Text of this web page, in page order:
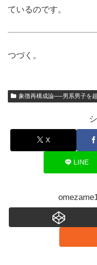
ているのです。
つづく。
象徴再構成論──男系男子を
X
LINE